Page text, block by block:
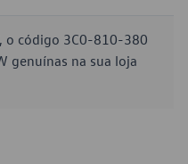
o código 3C0-810-380
genuínas na sua loja